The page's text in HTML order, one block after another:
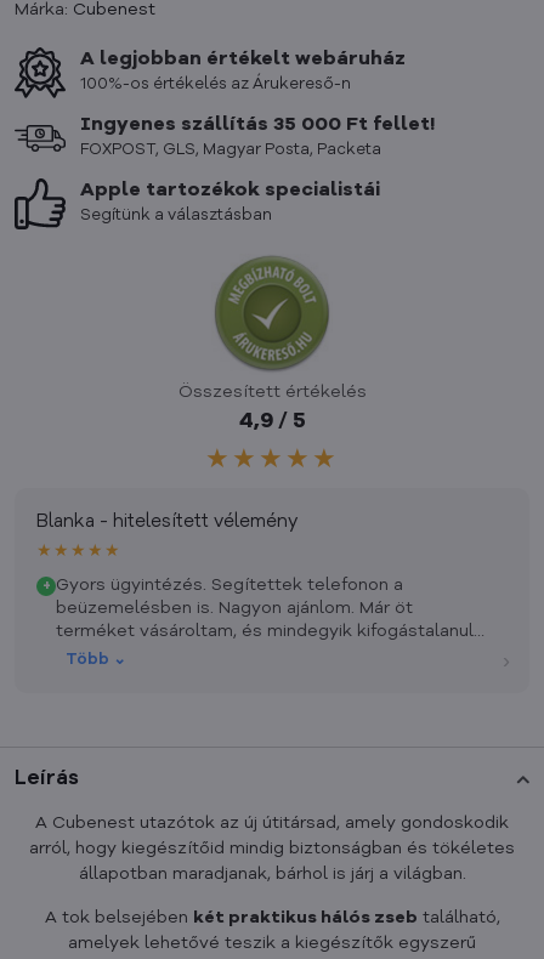
Márka: Cubenest
Leírás
A Cubenest utazótok az új útitársad, amely gondoskodik
arról, hogy kiegészítőid mindig biztonságban és tökéletes
állapotban maradjanak, bárhol is járj a világban.
A tok belsejében két praktikus hálós zseb található,
amelyek lehetővé teszik a kiegészítők egyszerű
A legjobban értékelt webáruház
100%-os értékelés az Árukereső-n
Ingyenes szállítás 35 000 Ft fellet!
FOXPOST, GLS, Magyar Posta, Packeta
Apple tartozékok specialistái
Segítünk a választásban
Összesített értékelés
4,9 / 5
★★★★★
Blanka - hitelesített vélemény
★★★★★
+ Gyors ügyintézés. Segítettek telefonon a
beüzemelésben is. Nagyon ajánlom. Már öt
terméket vásároltam, és mindegyik kifogástalanul
működik, praktikusak.
Több ⌄ ›